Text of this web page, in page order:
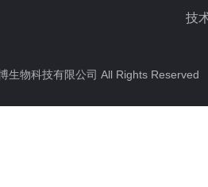
技
生物科技有限公司 All Rights